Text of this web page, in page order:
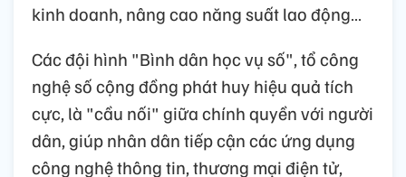
kinh doanh, nâng cao năng suất lao động…
Các đội hình "Bình dân học vụ số", tổ công
nghệ số cộng đồng phát huy hiệu quả tích
cực, là "cầu nối" giữa chính quyền với người
dân, giúp nhân dân tiếp cận các ứng dụng
công nghệ thông tin, thương mại điện tử,